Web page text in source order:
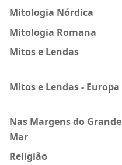
Mitologia Nórdica
Mitologia Romana
Mitos e Lendas
Mitos e Lendas - Europa
Nas Margens do Grande
Mar
Religião